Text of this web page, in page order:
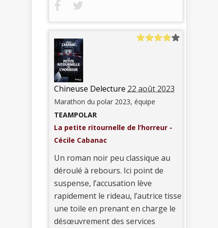
Chineuse Delecture 22 août 2023
Marathon du polar 2023, équipe
TEAMPOLAR
La petite ritournelle de l’horreur -
Cécile Cabanac
Un roman noir peu classique au
déroulé à rebours. Ici point de
suspense, l’accusation lève
rapidement le rideau, l’autrice tisse
une toile en prenant en charge le
désœuvrement des services